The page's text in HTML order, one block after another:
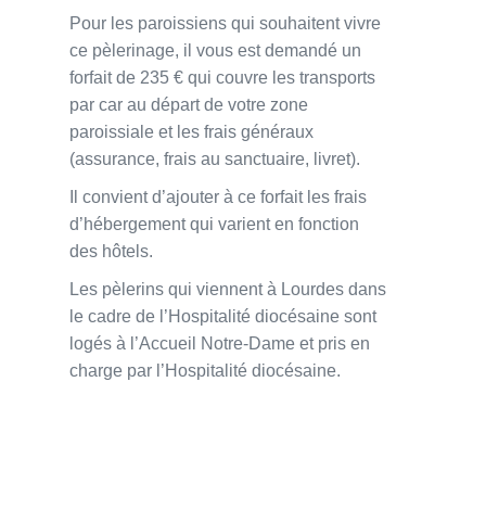
Pour les paroissiens qui souhaitent vivre
ce pèlerinage, il vous est demandé un
forfait de 235 € qui couvre les transports
par car au départ de votre zone
paroissiale et les frais généraux
(assurance, frais au sanctuaire, livret).
Il convient d’ajouter à ce forfait les frais
d’hébergement qui varient en fonction
des hôtels.
Les pèlerins qui viennent à Lourdes dans
le cadre de l’Hospitalité diocésaine sont
logés à l’Accueil Notre-Dame et pris en
charge par l’Hospitalité diocésaine.